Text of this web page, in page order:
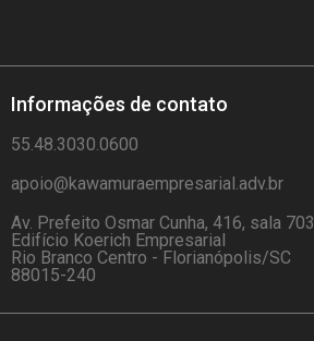
Informações de contato
55.48.3030.0600
apoio@kawamuraempresarial.adv.br
Av. Prefeito Osmar Cunha, 416, sala 703
Edifício Koerich Empresarial
Rio Branco Centro - Florianópolis/SC
88015-240